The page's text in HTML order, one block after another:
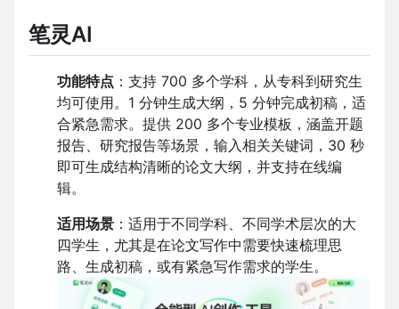
笔灵AI
功能特点 ：支持 700 多个学科，从专科到研究生
均可使用。 1 分钟生成大纲， 5 分钟完成初稿，适
合紧急需求。提供 200 多个专业模板，涵盖开题
报告、研究报告等场景，输入相关关键词， 30 秒
即可生成结构清晰的论文大纲，并支持在线编
辑。
适用场景 ：适用于不同学科、不同学术层次的大
四学生，尤其是在论文写作中需要快速梳理思
路、生成初稿，或有紧急写作需求的学生。